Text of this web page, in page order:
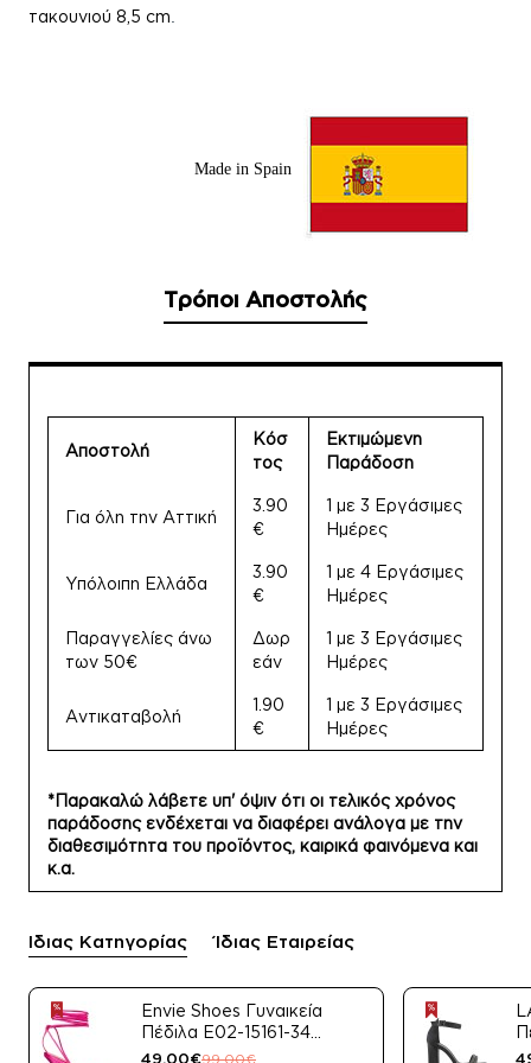
τακουνιού 8,5 cm.
Made in Spain
Τρόποι Αποστολής
Αποστολή
Κόσ
τος
Εκτιμώμενη
Παράδοση
Για όλη την Αττική
3.90
€
1 με 3 Εργάσιμες
Ημέρες
Υπόλοιπη Ελλάδα
3.90
€
1 με 4 Εργάσιμες
Ημέρες
Παραγγελίες άνω
των 50€
Δωρ
εάν
1 με 3 Εργάσιμες
Ημέρες
Αντικαταβολή
1.90
€
1 με 3 Εργάσιμες
Ημέρες
*Παρακαλώ λάβετε υπ' όψιν ότι οι τελικός χρόνος
παράδοσης ενδέχεται να διαφέρει ανάλογα με την
διαθεσιμότητα του προϊόντος, καιρικά φαινόμενα και
κ.α.
Ίδιας Κατηγορίας Ίδιας Εταιρείας
Envie Shoes Γυναικεία
Πέδιλα E02-15161-34
Μαύρο Satin
49,00€99,00€